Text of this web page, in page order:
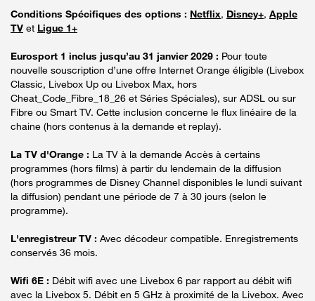
Conditions Spécifiques des options : Netflix, Disney+, Apple
TV et Ligue 1+
Eurosport 1 inclus jusqu’au 31 janvier 2029 : Pour toute
nouvelle souscription d’une offre Internet Orange éligible (Livebox
Classic, Livebox Up ou Livebox Max, hors
Cheat_Code_Fibre_18_26 et Séries Spéciales), sur ADSL ou sur
Fibre ou Smart TV. Cette inclusion concerne le flux linéaire de la
chaine (hors contenus à la demande et replay).
La TV d'Orange : La TV à la demande Accès à certains
programmes (hors films) à partir du lendemain de la diffusion
(hors programmes de Disney Channel disponibles le lundi suivant
la diffusion) pendant une période de 7 à 30 jours (selon le
programme).
L'enregistreur TV : Avec décodeur compatible. Enregistrements
conservés 36 mois.
Wifi 6E : Débit wifi avec une Livebox 6 par rapport au débit wifi
avec la Livebox 5. Débit en 5 GHz à proximité de la Livebox. Avec